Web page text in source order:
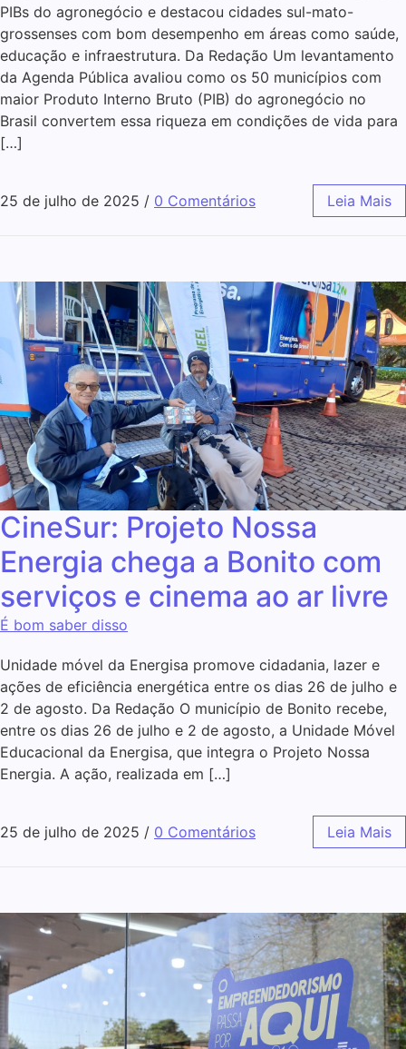
PIBs do agronegócio e destacou cidades sul-mato-
grossenses com bom desempenho em áreas como saúde,
educação e infraestrutura. Da Redação Um levantamento
da Agenda Pública avaliou como os 50 municípios com
maior Produto Interno Bruto (PIB) do agronegócio no
Brasil convertem essa riqueza em condições de vida para
[…]
25 de julho de 2025 / 0 Comentários Leia Mais
CineSur: Projeto Nossa
Energia chega a Bonito com
serviços e cinema ao ar livre
É bom saber disso
Unidade móvel da Energisa promove cidadania, lazer e
ações de eficiência energética entre os dias 26 de julho e
2 de agosto. Da Redação O município de Bonito recebe,
entre os dias 26 de julho e 2 de agosto, a Unidade Móvel
Educacional da Energisa, que integra o Projeto Nossa
Energia. A ação, realizada em […]
25 de julho de 2025 / 0 Comentários Leia Mais